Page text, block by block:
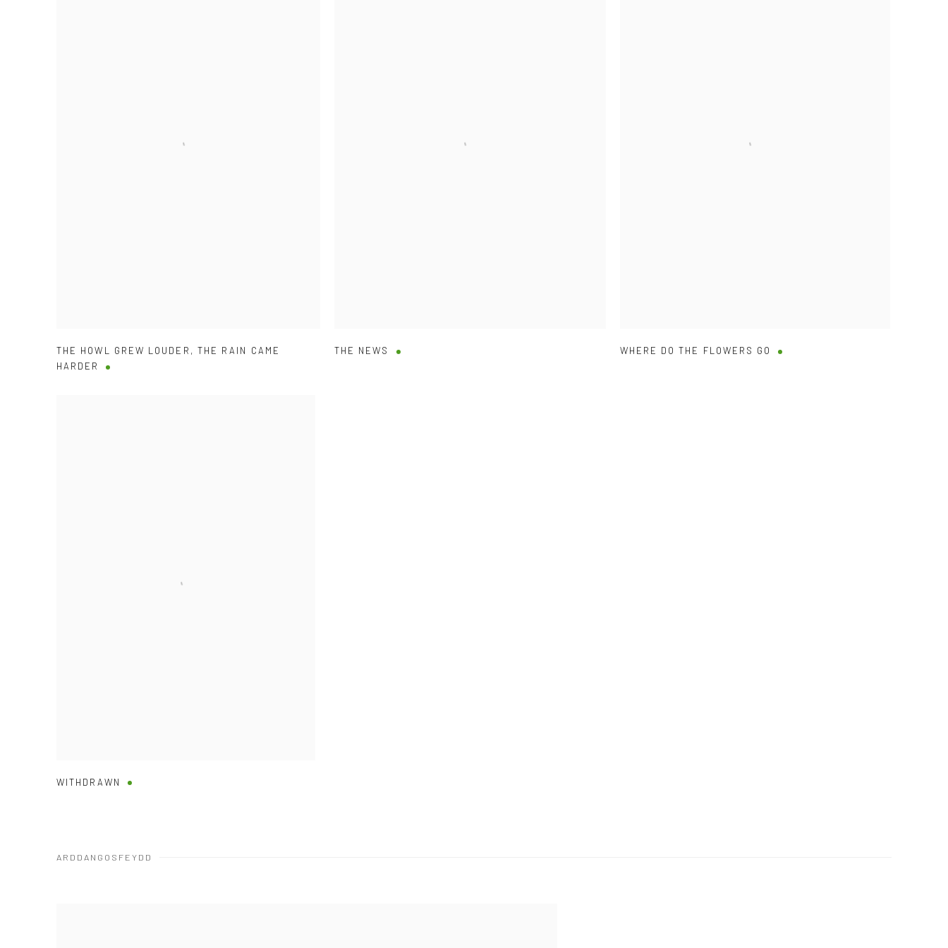
THE HOWL GREW LOUDER , THE RAIN CAME
HARDER
THE NEWS WHERE DO THE FLOWERS GO
WITHDRAWN
ARDDANGOSFEYDD